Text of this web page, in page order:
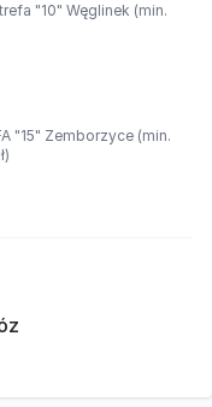
"10" Węglinek (min.
"15" Zemborzyce (min.